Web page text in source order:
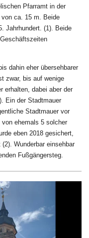
Pfarramt in der
ca. 15 m. Beide
Jahrhundert. (1). Beide
dahin eher übersehbarer
zwar, bis auf wenige
erhalten, dabei aber der
). Ein der Stadtmauer
Stadtmauer vor
ehemals 5 solcher
eben 2018 gesichert,
Wunderbar einsehbar
Fußgängersteg.